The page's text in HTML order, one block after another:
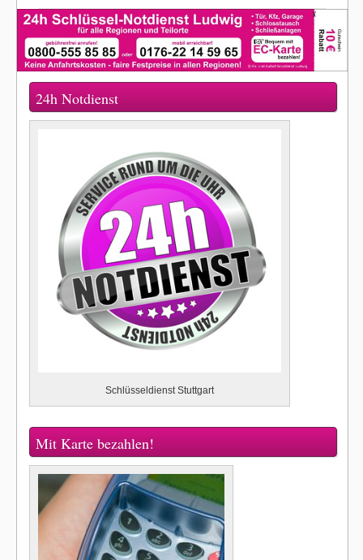
24h Notdienst
Schlüsseldienst Stuttgart
Mit Karte bezahlen!